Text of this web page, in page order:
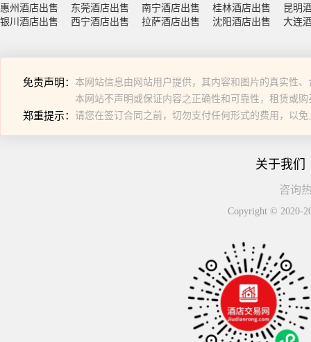
惠州酒店出售
东莞酒店出售 南宁酒店出售 桂林酒店出售
昆明
银川酒店出售
西宁酒店出售 拉萨酒店出售 沈阳酒店出售 大连
免责声明： 本网站信息由网站用户提供，其内容和图片的真实性
本网站不声明或保证内容之正确性和可靠性，租赁或
郑重提示： 请您在签订合同之前，切勿支付任何形式的费用，以免
关于我们
咨询
Copyright © 2020-